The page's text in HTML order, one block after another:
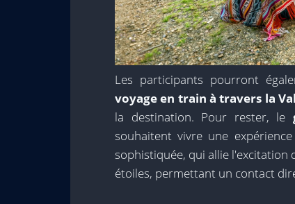
Les participants pourront
voyage en train à travers la
la destination. Pour rester, le
souhaitent vivre une
sophistiquée, qui allie l'excitation
étoiles, permettant un contact